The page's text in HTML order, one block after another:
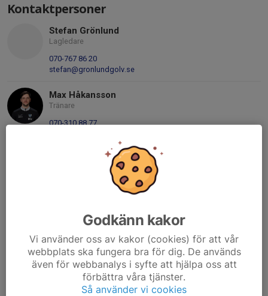
Kontaktpersoner
Stefan Grönlund
Lagledare
070-767 86 20
stefan@gronlundgolv.se
Max Håkansson
Tränare
070-310 88 77
tobiasuhrus@gmail.com
Per Kallberg
Tränare
073-421 32 76
perkallberg@hotmail.com
Andreas Eriksson
Godkänn kakor
Vi använder oss av kakor (cookies) för att vår
webbplats ska fungera bra för dig. De används
även för webbanalys i syfte att hjälpa oss att
förbättra våra tjänster.
Så använder vi cookies